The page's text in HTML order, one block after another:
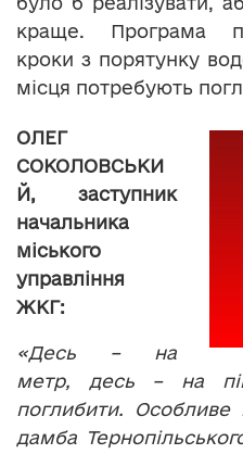
краще. Програма
кроки з порятунку
місця потребують
ОЛЕГ
СОКОЛОВСЬКИ
Й, заступник
начальника
міського
управління
ЖКГ:
«Десь – на
метр, десь – на
поглибити. Особливе
дамба